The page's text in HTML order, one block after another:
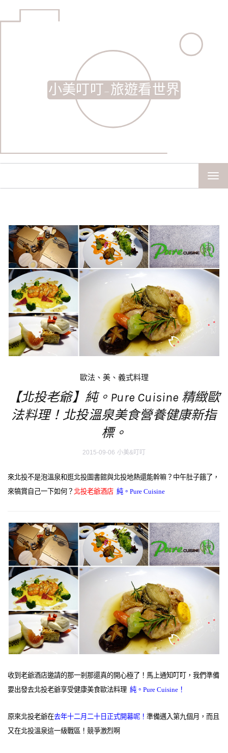
小美叮叮-旅遊看世界
歐法、美、義式料理
【北投老爺】純。Pure Cuisine 精緻歐
法料理！北投溫泉美食營養健康新指
標。
2015-09-06 小美&叮叮
來北投不是泡溫泉和逛北投圖書館與北投地熱還能幹嘛？中午肚子餓了，
來犒賞自己一下如何？ 北投老爺酒店 純。Pure Cuisine
收到老爺酒店邀請的那一剎那還真的開心極了！馬上通知叮叮，我們準備
要出發去北投老爺享受健康美食歐法料理 純。Pure Cuisine！
原來北投老爺在去年十二月二十日正式開幕呢！ 準備邁入第九個月，而且
又在北投溫泉這一級戰區！競爭激烈啊